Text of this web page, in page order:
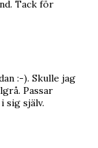
Tack för
:-). Skulle jag
Passar
sig själv.